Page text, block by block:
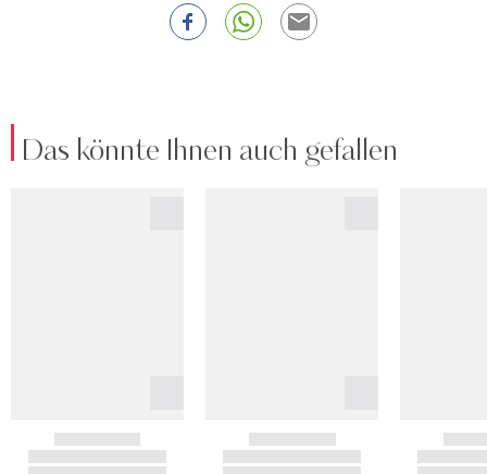
Das könnte Ihnen auch gefallen